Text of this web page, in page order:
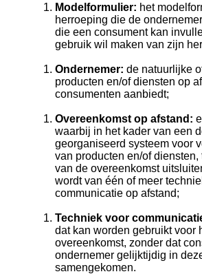
Modelformulier: het
herroeping die de
die een consument kan
gebruik wil maken van zijn
Ondernemer: de natuurlijke
producten en/of diensten op
consumenten aanbiedt;
Overeenkomst op afstand:
waarbij in het kader van een
georganiseerd systeem voor
van producten en/of diensten,
van de overeenkomst
wordt van één of meer
communicatie op afstand;
Techniek voor
dat kan worden gebruikt voor
overeenkomst, zonder dat
ondernemer gelijktijdig in
samengekomen.